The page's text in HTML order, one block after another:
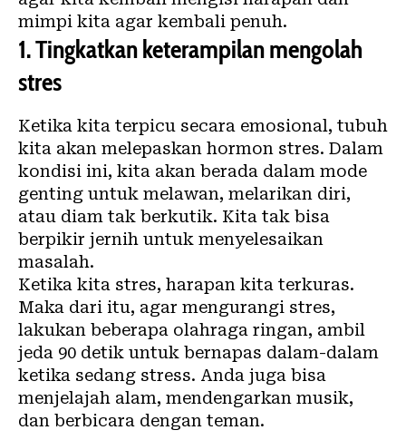
mimpi kita agar kembali penuh.
1.Tingkatkan keterampilan mengolah
stres
Ketika kita terpicu secara emosional, tubuh
kita akan melepaskan hormon stres. Dalam
kondisi ini, kita akan berada dalam mode
genting untuk melawan, melarikan diri,
atau diam tak berkutik. Kita tak bisa
berpikir jernih untuk menyelesaikan
masalah.
Ketika kita stres, harapan kita terkuras.
Maka dari itu, agar mengurangi stres,
lakukan beberapa olahraga ringan, ambil
jeda 90 detik untuk bernapas dalam-dalam
ketika sedang stress. Anda juga bisa
menjelajah alam, mendengarkan musik,
dan berbicara dengan teman.